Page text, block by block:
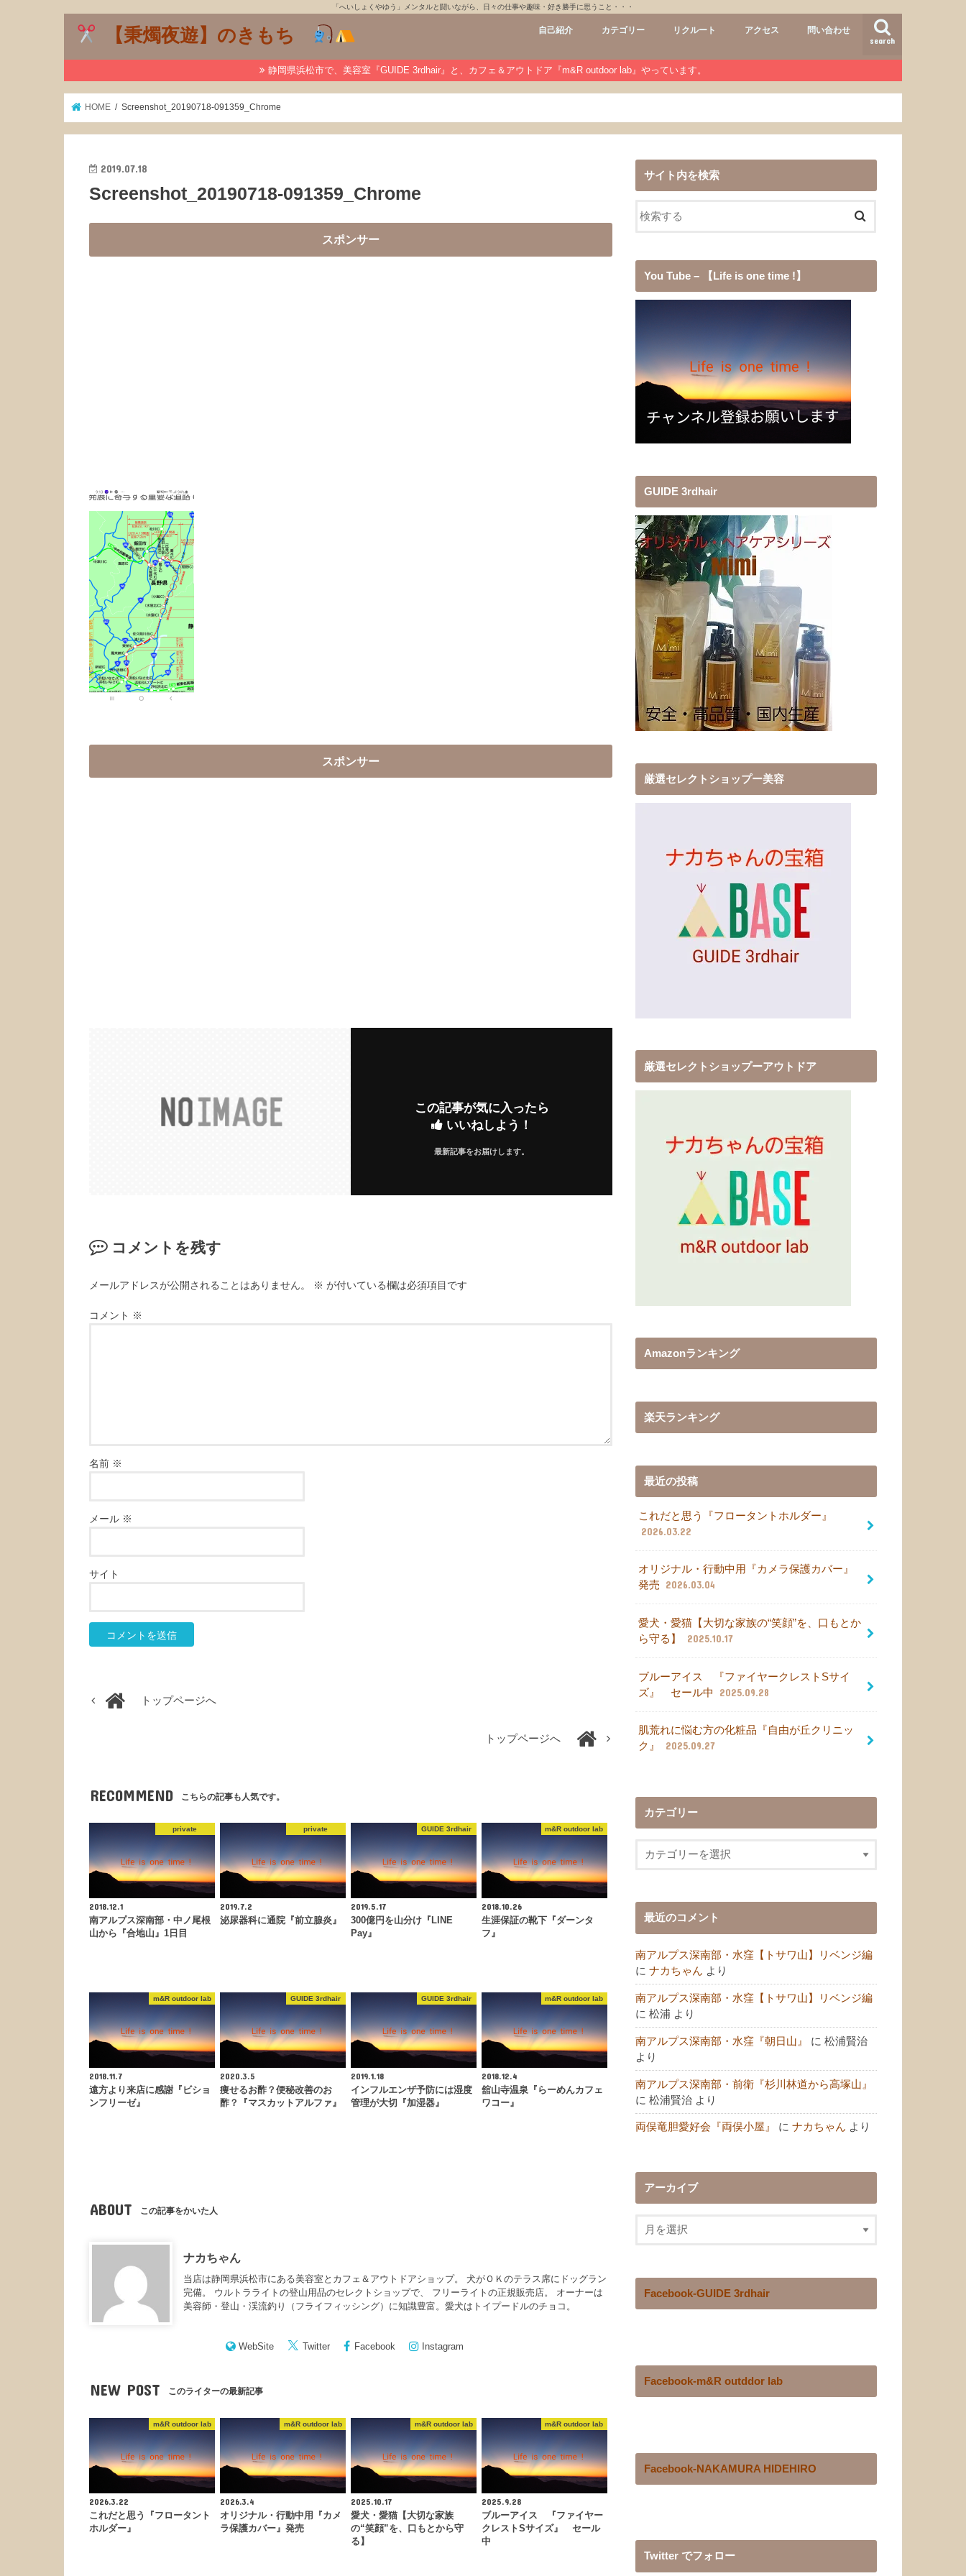
「へいしょくやゆう」メンタルと闘いながら、日々の仕事や趣味・好き勝手に思うこと・・・
【秉燭夜遊】のきもち search
自己紹介 カテゴリー
GUIDE 3rdhair おすすめメニュー
ヘアースタイル
商品
m&R outdoor lab ワンコ
道具
private 愛犬チョコ
渓流釣り
登山
未分類
リクルート アクセス 問い合わせ
静岡県浜松市で、美容室『GUIDE 3rdhair』と、カフェ＆アウトドア『m&R outdoor lab』やっています。
HOME Screenshot_20190718-091359_Chrome
2019.07.18
Screenshot_20190718-091359_Chrome
スポンサー
スポンサー
この記事が気に入ったら
いいねしよう！
最新記事をお届けします。
コメントを残す
メールアドレスが公開されることはありません。 ※ が付いている欄は必須項目です
コメント ※
名前 ※
メール ※
サイト
トップページへ
トップページへ
RECOMMEND こちらの記事も人気です。
private
2018.12.1
南アルプス深南部・中ノ尾根
山から『合地山』1日目
private
2019.7.2
泌尿器科に通院『前立腺炎』
GUIDE 3rdhair
2019.5.17
300億円を山分け『LINE
Pay』
m&R outdoor lab
2018.10.26
生涯保証の靴下『ダーンタ
フ』
m&R outdoor lab
2018.11.7
遠方より来店に感謝『ビショ
ンフリーゼ』
GUIDE 3rdhair
2020.3.5
痩せるお酢？便秘改善のお
酢？『マスカットアルファ』
GUIDE 3rdhair
2019.1.18
インフルエンザ予防には湿度
管理が大切『加湿器』
m&R outdoor lab
2018.12.4
舘山寺温泉『らーめんカフェ
ワコー』
ABOUT この記事をかいた人
ナカちゃん
当店は静岡県浜松市にある美容室とカフェ＆アウトドアショップ。 犬がＯＫのテラス席にドッグラン
完備。 ウルトラライトの登山用品のセレクトショップで、 フリーライトの正規販売店。 オーナーは
美容師・登山・渓流釣り（フライフィッシング）に知識豊富。愛犬はトイプードルのチョコ。
WebSite Twitter Facebook Instagram
NEW POST このライターの最新記事
m&R outdoor lab
2026.3.22
これだと思う『フロータント
ホルダー』
m&R outdoor lab
2026.3.4
オリジナル・行動中用『カメ
ラ保護カバー』発売
m&R outdoor lab
2025.10.17
愛犬・愛猫【大切な家族
の“笑顔”を、口もとから守
る】
m&R outdoor lab
2025.9.28
ブルーアイス 『ファイヤー
クレストSサイズ』 セール
中
サイト内を検索
You Tube – 【Life is one time !】
GUIDE 3rdhair
厳選セレクトショップー美容
厳選セレクトショップーアウトドア
Amazonランキング
楽天ランキング
最近の投稿
これだと思う『フロータントホルダー』
2026.03.22
オリジナル・行動中用『カメラ保護カバー』
発売
2026.03.04
愛犬・愛猫【大切な家族の“笑顔”を、口もとか
ら守る】
2025.10.17
ブルーアイス 『ファイヤークレストSサイ
ズ』 セール中
2025.09.28
肌荒れに悩む方の化粧品『自由が丘クリニッ
ク』
2025.09.27
カテゴリー
最近のコメント
南アルプス深南部・水窪【トサワ山】リベンジ編
に ナカちゃん より
南アルプス深南部・水窪【トサワ山】リベンジ編
に 松浦 より
南アルプス深南部・水窪『朝日山』 に 松浦賢治
より
南アルプス深南部・前衛『杉川林道から高塚山』
に 松浦賢治 より
両俣竜胆愛好会『両俣小屋』 に ナカちゃん より
アーカイブ
Facebook-GUIDE 3rdhair
Facebook-m&R outddor lab
Facebook-NAKAMURA HIDEHIRO
Twitter でフォロー